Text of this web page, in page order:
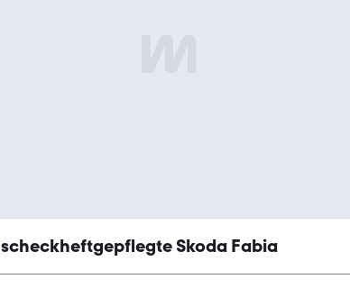
scheckheftgepflegte Skoda Fabia